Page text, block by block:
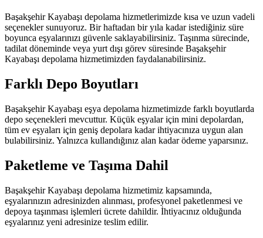
Başakşehir Kayabaşı depolama hizmetlerimizde kısa ve uzun vadeli
seçenekler sunuyoruz. Bir haftadan bir yıla kadar istediğiniz süre
boyunca eşyalarınızı güvenle saklayabilirsiniz. Taşınma sürecinde,
tadilat döneminde veya yurt dışı görev süresinde Başakşehir
Kayabaşı depolama hizmetimizden faydalanabilirsiniz.
Farklı Depo Boyutları
Başakşehir Kayabaşı eşya depolama hizmetimizde farklı boyutlarda
depo seçenekleri mevcuttur. Küçük eşyalar için mini depolardan,
tüm ev eşyaları için geniş depolara kadar ihtiyacınıza uygun alan
bulabilirsiniz. Yalnızca kullandığınız alan kadar ödeme yaparsınız.
Paketleme ve Taşıma Dahil
Başakşehir Kayabaşı depolama hizmetimiz kapsamında,
eşyalarınızın adresinizden alınması, profesyonel paketlenmesi ve
depoya taşınması işlemleri ücrete dahildir. İhtiyacınız olduğunda
eşyalarınız yeni adresinize teslim edilir.